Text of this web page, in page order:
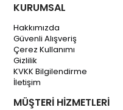
KURUMSAL
Hakkımızda
Güvenli Alışveriş
Çerez Kullanımı
Gizlilik
KVKK Bilgilendirme
İletişim
MÜŞTERİ HİZMETLERİ